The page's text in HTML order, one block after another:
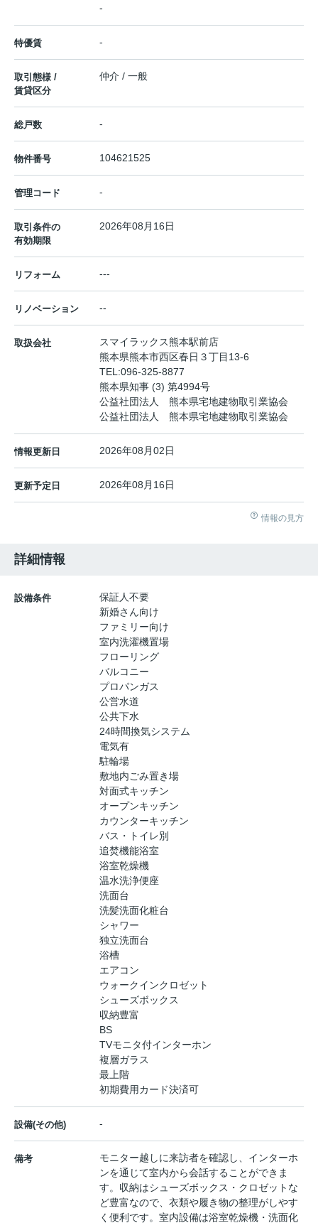
-
特優賃 -
取引態様 /
賃貸区分
仲介 / 一般
総戸数 -
物件番号 104621525
管理コード -
取引条件の
有効期限
2026年08月16日
リフォーム ---
リノベーション --
取扱会社
スマイラックス熊本駅前店
熊本県熊本市西区春日３丁目13-6
TEL:096-325-8877
熊本県知事 (3) 第4994号
公益社団法人 熊本県宅地建物取引業協会
公益社団法人 熊本県宅地建物取引業協会
情報更新日 2026年08月02日
更新予定日 2026年08月16日
情報の見方
詳細情報
設備条件
保証人不要
新婚さん向け
ファミリー向け
室内洗濯機置場
フローリング
バルコニー
プロパンガス
公営水道
公共下水
24時間換気システム
電気有
駐輪場
敷地内ごみ置き場
対面式キッチン
オープンキッチン
カウンターキッチン
バス・トイレ別
追焚機能浴室
浴室乾燥機
温水洗浄便座
洗面台
洗髪洗面化粧台
シャワー
独立洗面台
浴槽
エアコン
ウォークインクロゼット
シューズボックス
収納豊富
BS
TVモニタ付インターホン
複層ガラス
最上階
初期費用カード決済可
設備(その他) -
備考
モニター越しに来訪者を確認し、インターホ
ンを通じて室内から会話することができま
す。収納はシューズボックス・クロゼットな
ど豊富なので、衣類や履き物の整理がしやす
く便利です。室内設備は浴室乾燥機・洗面化